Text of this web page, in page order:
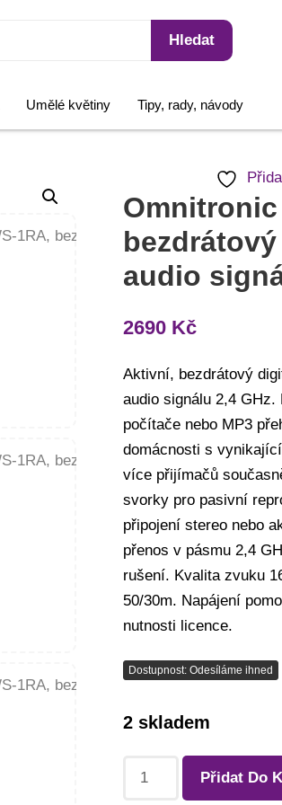
Hledat
Umělé květiny Tipy, rady, návody
Omnitronic
audio
2690 Kč
Aktivní, bezdrátový
audio signálu 2,4
počítače nebo MP3
domácnosti s
více přijímačů
svorky pro pasivní
připojení stereo nebo
přenos v pásmu 2,4
rušení. Kvalita zvuku
50/30m. Napájení
nutnosti licence.
Dostupnost: Odesíláme ihned
2 skladem
Přidat Do